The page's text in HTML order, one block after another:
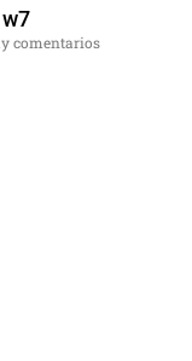
comentarios